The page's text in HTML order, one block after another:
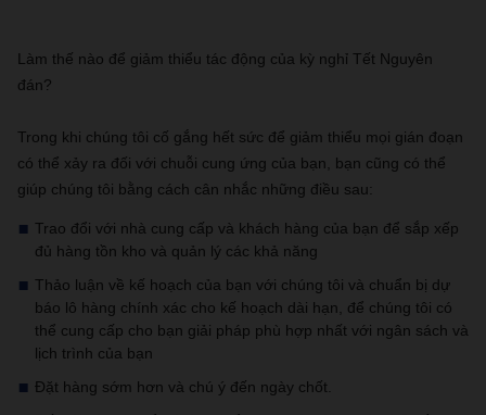
Làm thế nào để giảm thiểu tác động của kỳ nghỉ Tết Nguyên
đán?
Trong khi chúng tôi cố gắng hết sức để giảm thiểu mọi gián đoạn
có thể xảy ra đối với chuỗi cung ứng của bạn, bạn cũng có thể
giúp chúng tôi bằng cách cân nhắc những điều sau:
Trao đổi với nhà cung cấp và khách hàng của bạn để sắp xếp
đủ hàng tồn kho và quản lý các khả năng
Thảo luận về kế hoạch của bạn với chúng tôi và chuẩn bị dự
báo lô hàng chính xác cho kế hoạch dài hạn, để chúng tôi có
thể cung cấp cho bạn giải pháp phù hợp nhất với ngân sách và
lịch trình của bạn
Đặt hàng sớm hơn và chú ý đến ngày chốt.